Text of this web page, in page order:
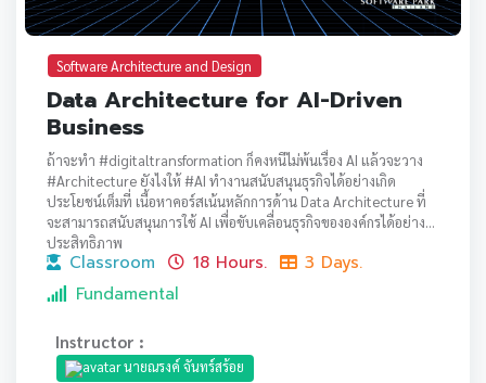
Software Architecture and Design
Data Architecture for AI-Driven
Business
ถ้าจะทำ #digitaltransformation ก็คงหนีไม่พ้นเรื่อง AI แล้วจะวาง
#Architecture ยังไงให้ #AI ทำงานสนับสนุนธุรกิจได้อย่างเกิด
ประโยชน์เต็มที่ เนื้อหาคอร์สเน้นหลักการด้าน Data Architecture ที่
จะสามารถสนับสนุนการใช้ AI เพื่อขับเคลื่อนธุรกิจขององค์กรได้อย่างมี
ประสิทธิภาพ
Classroom 18 Hours.
3 Days.
Fundamental
Instructor :
นายณรงค์ จันทร์สร้อย